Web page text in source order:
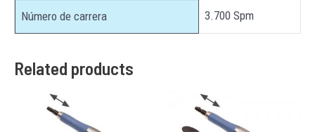
Número de carrera 3.700 Spm
Related products